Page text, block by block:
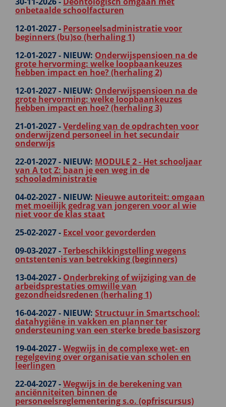
onbetaalde schoolfacturen
12-01-2027 - Personeelsadministratie voor
beginners (bu)so (herhaling 1)
12-01-2027 - NIEUW: Onderwijspensioen na de
grote hervorming: welke loopbaankeuzes
hebben impact en hoe? (herhaling 2)
12-01-2027 - NIEUW: Onderwijspensioen na de
grote hervorming: welke loopbaankeuzes
hebben impact en hoe? (herhaling 3)
21-01-2027 -Verdeling van de opdrachten voor
onderwijzend personeel in het secundair
onderwijs
22-01-2027 - NIEUW: MODULE 2 - Het schooljaar
van A tot Z: baan je een weg in de
schooladministratie
04-02-2027 - NIEUW: Nieuwe autoriteit: omgaan
met moeilijk gedrag van jongeren voor al wie
niet voor de klas staat
25-02-2027 - Excel voor gevorderden
09-03-2027 -Terbeschikkingstelling wegens
ontstentenis van betrekking (beginners)
13-04-2027 - Onderbreking of wijziging van de
arbeidsprestaties omwille van
gezondheidsredenen (herhaling 1)
16-04-2027 - NIEUW: Structuur in Smartschool:
datahygiëne in vakken en planner ter
ondersteuning van een sterke brede basiszorg
19-04-2027 -Wegwijs in de complexe wet- en
regelgeving over organisatie van scholen en
leerlingen
22-04-2027 -Wegwijs in de berekening van
anciënniteiten binnen de
personeelsreglementering s.o. (opfriscursus)